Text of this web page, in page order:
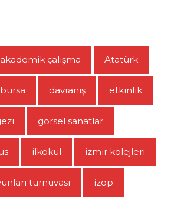
akademik çalışma Atatürk
bursa davranış etkinlik
görsel sanatlar
ilkokul izmir kolejleri
turnuvası izop